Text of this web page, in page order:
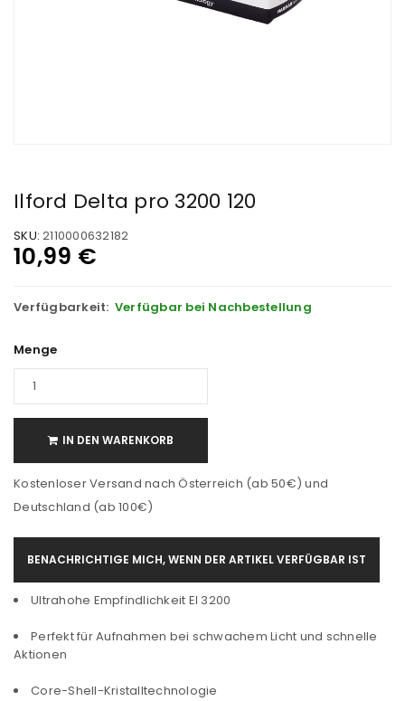
Ilford Delta pro 3200 120
SKU: 2110000632182
10,99 €
Verfügbarkeit: Verfügbar bei Nachbestellung
Menge
IN DEN WARENKORB
Kostenloser Versand nach Österreich (ab 50€) und
Deutschland (ab 100€)
BENACHRICHTIGE MICH, WENN DER ARTIKEL VERFÜGBAR IST
Ultrahohe Empfindlichkeit EI 3200
Perfekt für Aufnahmen bei schwachem Licht und schnelle
Aktionen
Core-Shell-Kristalltechnologie